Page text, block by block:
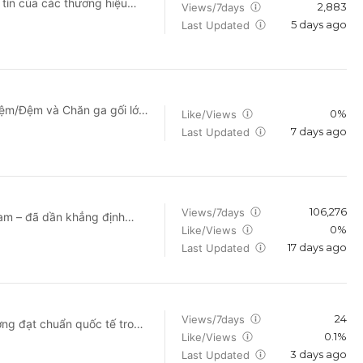
của các thương hiệu
chóng.
Views/7days
2,883
Last Updated
5 days ago
Đệm và Chăn ga gối lớn
phẩm và giải pháp giấc
tin bổ ích xoay quanh
☎️ Gọi mua
Like/Views
0%
Last Updated
7 days ago
– đã dần khẳng định
nghệ bọt (mousse,
còn cung cấp
☎
tuần) 👉 Hệ thống cửa
Views/7days
106,276
Like/Views
0%
Last Updated
17 days ago
đạt chuẩn quốc tế trong
thương hiệu LIEN 'A đã
Views/7days
24
Like/Views
0.1%
Last Updated
3 days ago